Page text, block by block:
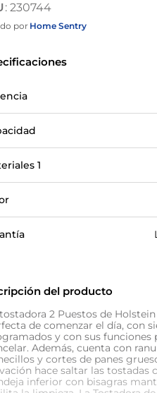
:230744
porHome Sentry
1
del producto
2 Puestos de
de comenzar el día, con
y con sus funciones
Además, cuenta con
y cortes de panes
hace saltar las tostadas
inferior con bisagras